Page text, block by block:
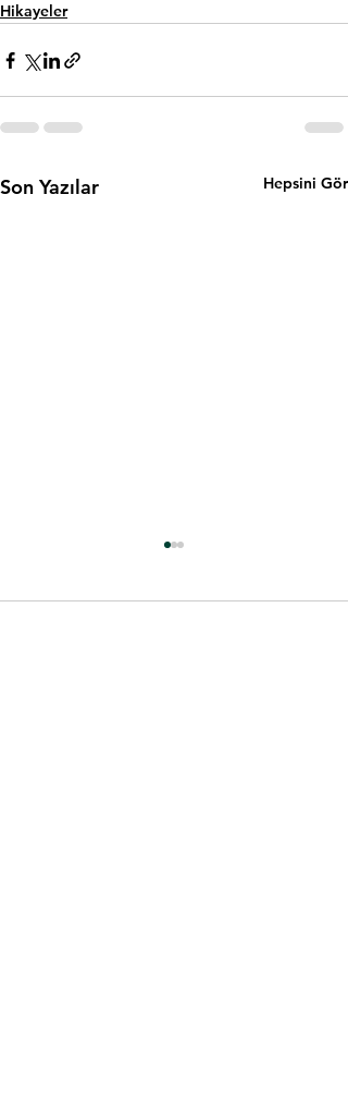
Hikayeler
Son Yazılar Hepsini Gör
"🚧 Yolumuzdaki Engel",